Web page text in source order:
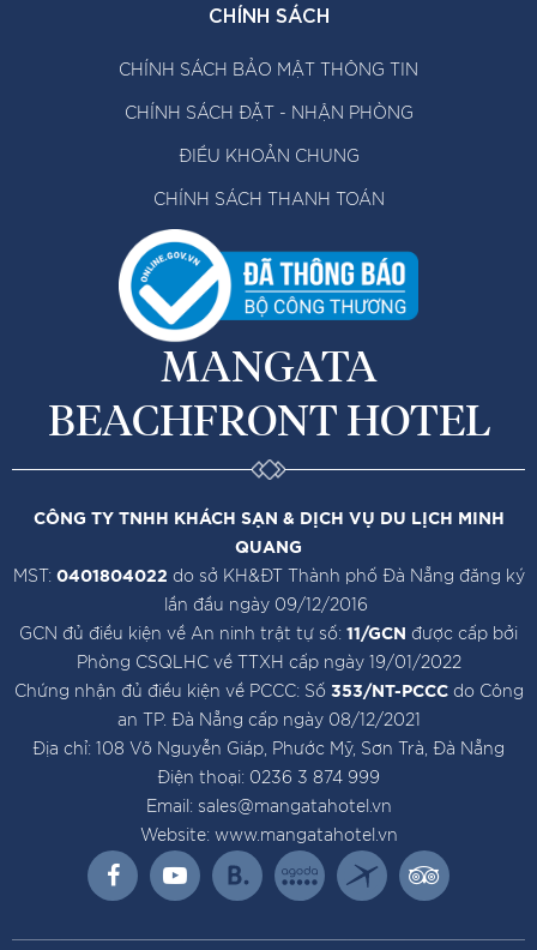
CHÍNH SÁCH
CHÍNH SÁCH BẢO MẬT THÔNG TIN
CHÍNH SÁCH ĐẶT - NHẬN PHÒNG
ĐIỀU KHOẢN CHUNG
CHÍNH SÁCH THANH TOÁN
MANGATA
BEACHFRONT HOTEL
CÔNG TY TNHH KHÁCH SẠN & DỊCH VỤ DU LỊCH MINH
QUANG
MST: 0401804022 do sở KH&ĐT Thành phố Đà Nẵng đăng ký
lần đầu ngày 09/12/2016
GCN đủ điều kiện về An ninh trật tự số: 11/GCN được cấp bởi
Phòng CSQLHC về TTXH cấp ngày 19/01/2022
Chứng nhận đủ điều kiện về PCCC: Số 353/NT-PCCCdo Công
an TP. Đà Nẵng cấp ngày 08/12/2021
Địa chỉ: 108 Võ Nguyễn Giáp, Phước Mỹ, Sơn Trà, Đà Nẵng
Điện thoại: 0236 3 874 999
Email: sales@mangatahotel.vn
Website: www.mangatahotel.vn